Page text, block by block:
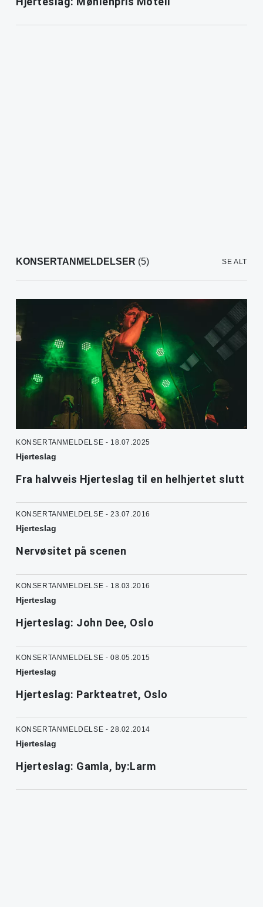
KONSERTANMELDELSER (5) SE ALT
KONSERTANMELDELSE - 18.07.2025
Hjerteslag
Fra halvveis Hjerteslag til en helhjertet slutt
KONSERTANMELDELSE - 23.07.2016
Hjerteslag
Nervøsitet på scenen
KONSERTANMELDELSE - 18.03.2016
Hjerteslag
Hjerteslag: John Dee, Oslo
KONSERTANMELDELSE - 08.05.2015
Hjerteslag
Hjerteslag: Parkteatret, Oslo
KONSERTANMELDELSE - 28.02.2014
Hjerteslag
Hjerteslag: Gamla, by:Larm